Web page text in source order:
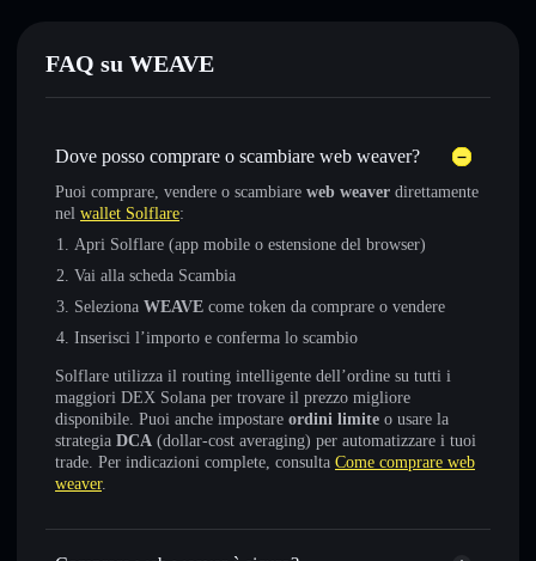
FAQ su WEAVE
Dove posso comprare o scambiare web weaver?
Puoi comprare, vendere o scambiare web weaver direttamente
nel wallet Solflare:
Apri Solflare (app mobile o estensione del browser)
Vai alla scheda Scambia
Seleziona WEAVE come token da comprare o vendere
Inserisci l’importo e conferma lo scambio
Solflare utilizza il routing intelligente dell’ordine su tutti i
maggiori DEX Solana per trovare il prezzo migliore
disponibile. Puoi anche impostare ordini limite o usare la
strategia DCA (dollar-cost averaging) per automatizzare i tuoi
trade. Per indicazioni complete, consulta Come comprare web
weaver.